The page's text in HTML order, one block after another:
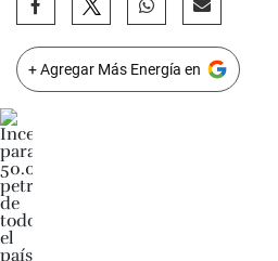
+ Agregar Más Energía en